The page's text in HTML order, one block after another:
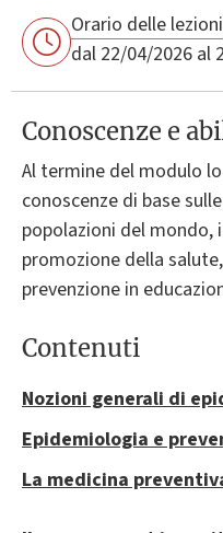
Orario delle lezioni
dal 22/04/2026 al
Conoscenze e
Al termine del modulo
conoscenze di base
popolazioni del mondo,
promozione della
prevenzione in
Contenuti
Nozioni generali di
Epidemiologia e
La medicina